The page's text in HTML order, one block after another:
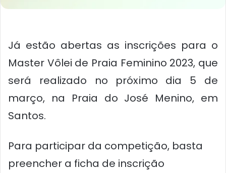
Já estão abertas as inscrições para o
Master Vôlei de Praia Feminino 2023, que
será realizado no próximo dia 5 de
março, na Praia do José Menino, em
Santos.
Para participar da competição, basta
preencher a ficha de inscrição